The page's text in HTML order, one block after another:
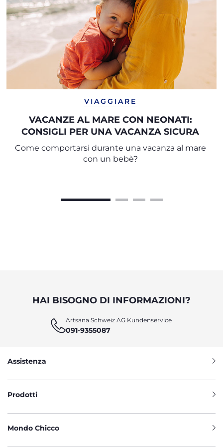
VIAGGIARE
VACANZE AL MARE CON NEONATI:
CONSIGLI PER UNA VACANZA SICURA
Come comportarsi durante una vacanza al mare
con un bebè?
HAI BISOGNO DI INFORMAZIONI?
Artsana Schweiz AG Kundenservice
091-9355087
Assistenza
Prodotti
Mondo Chicco